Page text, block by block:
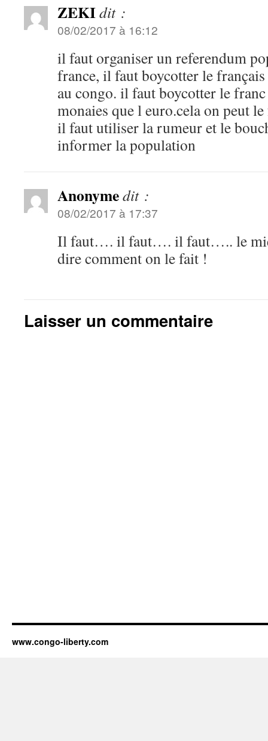
ZEKIdit :
08/02/2017 à 16:12
il faut organiser un referendum
france, il faut boycotter le
au congo. il faut boycotter le
monaies que l euro.cela on peut
il faut utiliser la rumeur et le
informer la population
Anonymedit :
08/02/2017 à 17:37
Il faut…. il faut…. il faut….. le
dire comment on le fait !
Laisser un commentaire
www.congo-liberty.com